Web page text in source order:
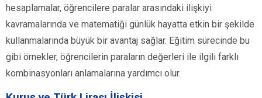
hesaplamalar, öğrencilere paralar arasındaki ilişkiyi
kavramalarında ve matematiği günlük hayatta etkin bir şekilde
kullanmalarında büyük bir avantaj sağlar. Eğitim sürecinde bu
gibi örnekler, öğrencilerin paraların değerleri ile ilgili farklı
kombinasyonları anlamalarına yardımcı olur.